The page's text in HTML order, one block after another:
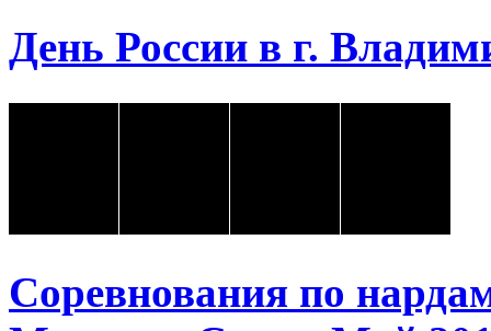
День России в г.
Соревнования по